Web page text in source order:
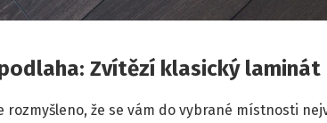
Zvítězí klasický laminát
rozmyšleno, že se vám do vybrané místnosti